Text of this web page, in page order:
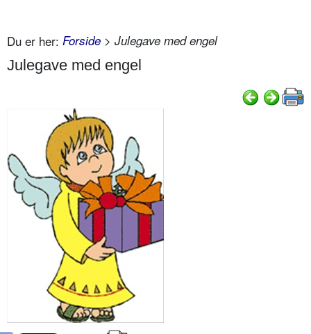
Du er her: Forside > Julegave med engel
Julegave med engel